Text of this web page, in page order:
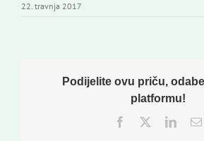
22. travnja 2017
Podijelite ovu priču,
platformu!
Facebook
Twitter